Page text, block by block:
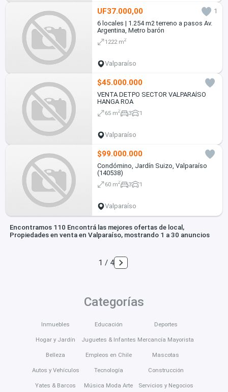
UF37.000,00
1
6 locales | 1.254 m2 terreno a pasos Av.
Argentina, Metro barón
1222 m2
Valparaíso
$45.000.000
VENTA DETPO SECTOR VALPARAÍSO
HANGA ROA
65 m2 3 1
Valparaíso
$99.000.000
Condómino, Jardín Suizo, Valparaíso
(140538)
60 m2 3 1
Valparaíso
Encontramos 110 Encontrá las mejores ofertas de local,
Propiedades en venta en Valparaíso, mostrando 1 a 30 anuncios
1 / 4
Categorías
Inmuebles
Hogar y Jardín
Belleza
Autos y Vehículos
Yates & Barcos
Educación
Juguetes & Infantes
Empleos en Chile
Tecnología
Música Moda Arte
Deportes
Mercancía Mayorista
Mascotas
Construcción
Servicios y Negocios